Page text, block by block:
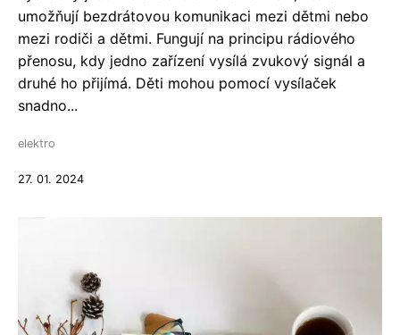
umožňují bezdrátovou komunikaci mezi dětmi nebo
mezi rodiči a dětmi. Fungují na principu rádiového
přenosu, kdy jedno zařízení vysílá zvukový signál a
druhé ho přijímá. Děti mohou pomocí vysílaček
snadno...
elektro
27. 01. 2024